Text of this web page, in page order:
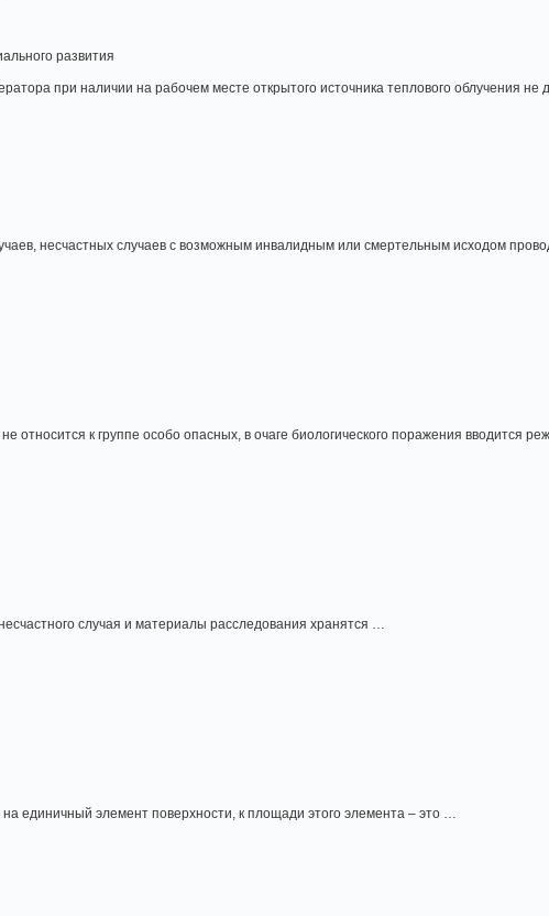
развития
при наличии на рабочем месте открытого источника теплового облучения
несчастных случаев с возможным инвалидным или смертельным исходом
относится к группе особо опасных, в очаге биологического поражения вводится
случая и материалы расследования хранятся …
единичный элемент поверхности, к площади этого элемента – это …